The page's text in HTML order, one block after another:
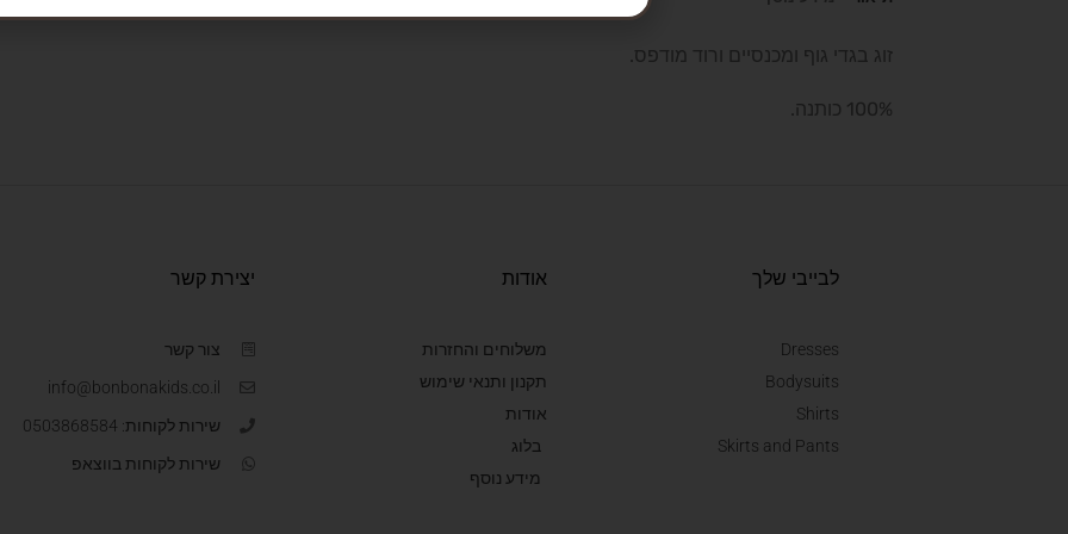
זוג בגדי גוף ומכנסיים ורוד מודפס.
100% כותנה.
לבייבי שלך
Dresses
Bodysuits
Shirts
Skirts and Pants
אודות
משלוחים והחזרות
תקנון ותנאי שימוש
אודות
בלוג
מידע נוסף
יצירת קשר
צור קשר
info@bonbonakids.co.il
שירות לקוחות: 0503868584
שירות לקוחות בווצאפ